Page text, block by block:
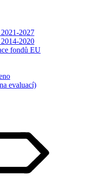
2027
2020
fondů EU
evaluací)